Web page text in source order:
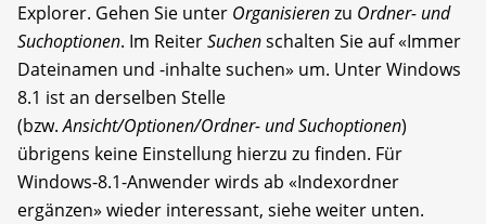
Explorer. Gehen Sie unter Organisierenzu Ordner- und
Suchoptionen. Im ReiterSuchenschalten Sie auf «Immer
Dateinamen und -inhalte suchen» um. Unter Windows
8.1 ist an derselben Stelle
(bzw.Ansicht/Optionen/Ordner- und Suchoptionen)
übrigens keine Einstellung hierzu zu finden. Für
Windows-8.1-Anwender wirds ab «Indexordner
ergänzen» wieder interessant, siehe weiter unten.